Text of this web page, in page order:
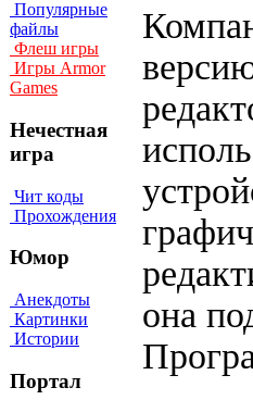
Популярные
файлы
Флеш игры
Игры Armor
Games
Нечестная
игра
Чит коды
Прохождения
Юмор
Анекдоты
Картинки
Истории
Портал
она